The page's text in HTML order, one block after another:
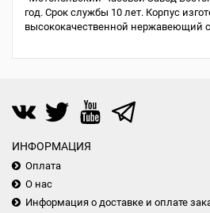
год. Срок службы 10 лет. Корпус
высококачественной нержавеющий
ИНФОРМАЦИЯ
Оплата
О нас
Информация о доставке и оплате